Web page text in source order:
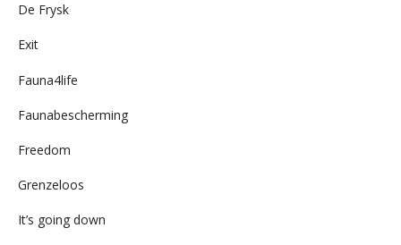
De Frysk
Exit
Fauna4life
Faunabescherming
Freedom
Grenzeloos
It’s going down